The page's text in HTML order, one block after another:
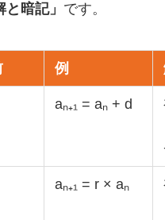
暗記」 です。
例
aₙ₊₁ = aₙ + d
aₙ₊₁ = r × aₙ